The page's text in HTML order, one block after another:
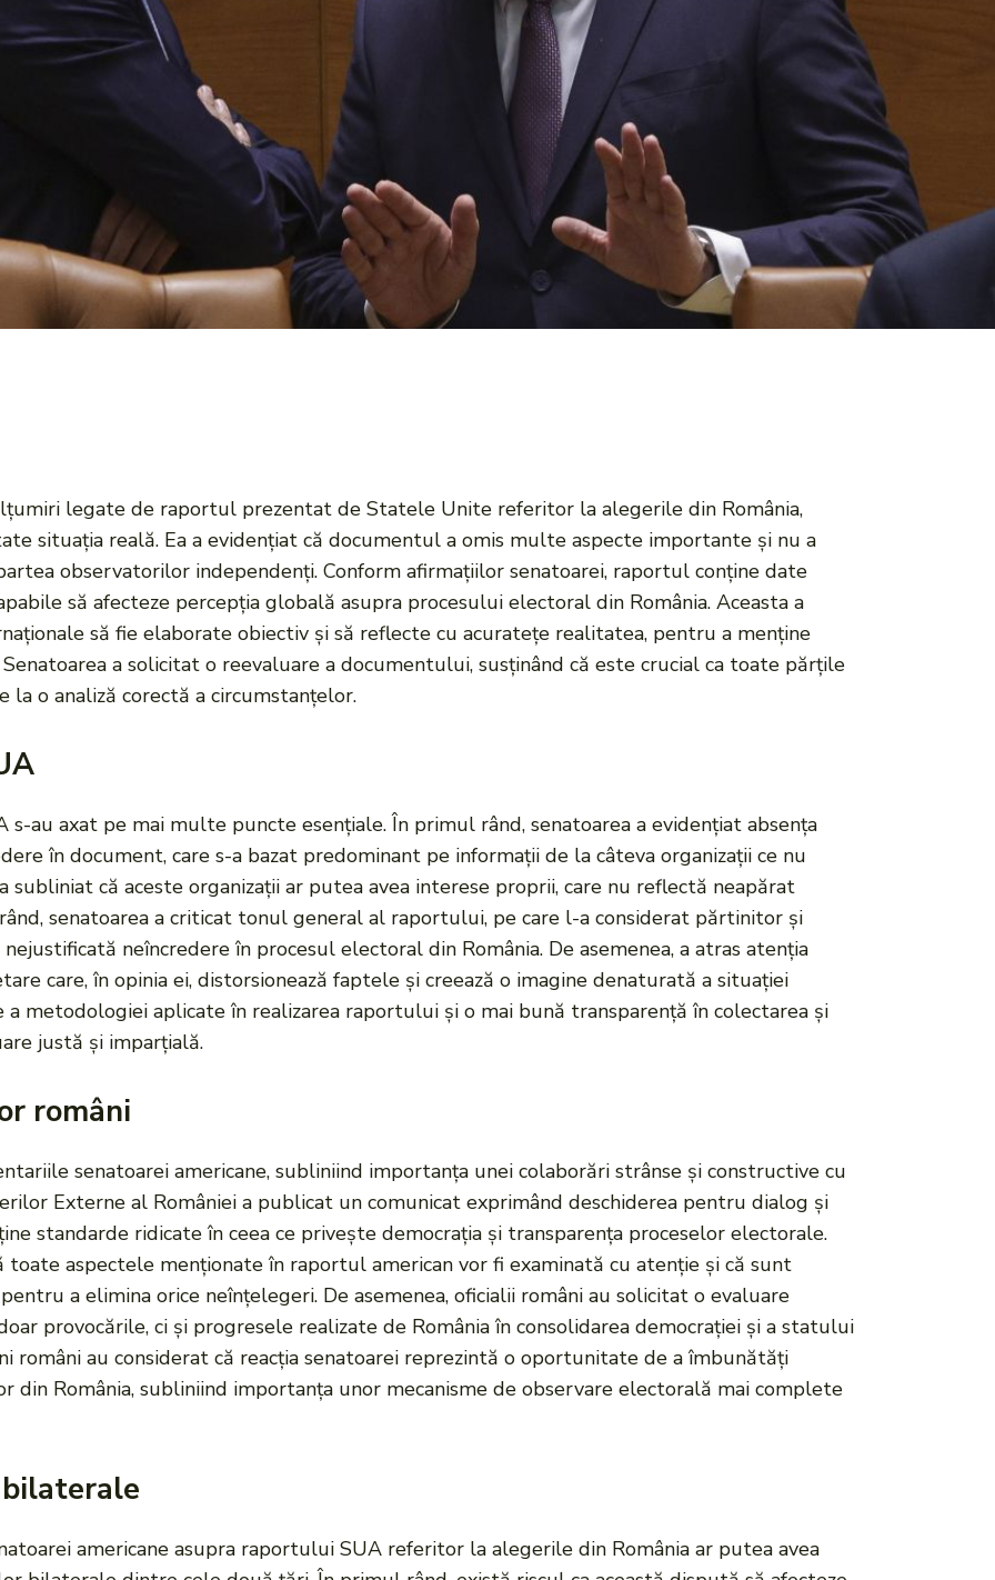
legate de raportul prezentat de Statele Unite referitor la alegerile din România,
situația reală. Ea a evidențiat că documentul a omis multe aspecte importante și nu a
observatorilor independenți. Conform afirmațiilor senatoarei, raportul conține date
să afecteze percepția globală asupra procesului electoral din România. Aceasta a
să fie elaborate obiectiv și să reflecte cu acuratețe realitatea, pentru a menține
a solicitat o reevaluare a documentului, susținând că este crucial ca toate părțile
o analiză corectă a circumstanțelor.
au axat pe mai multe puncte esențiale. În primul rând, senatoarea a evidențiat absența
în document, care s-a bazat predominant pe informații de la câteva organizații ce nu
subliniat că aceste organizații ar putea avea interese proprii, care nu reflectă neapărat
senatoarea a criticat tonul general al raportului, pe care l-a considerat părtinitor și
neîncredere în procesul electoral din România. De asemenea, a atras atenția
care, în opinia ei, distorsionează faptele și creează o imagine denaturată a situației
metodologiei aplicate în realizarea raportului și o mai bună transparență în colectarea și
justă și imparțială.
români
senatoarei americane, subliniind importanța unei colaborări strânse și constructive cu
Externe al României a publicat un comunicat exprimând deschiderea pentru dialog și
standarde ridicate în ceea ce privește democrația și transparența proceselor electorale.
aspectele menționate în raportul american vor fi examinată cu atenție și că sunt
a elimina orice neînțelegeri. De asemenea, oficialii români au solicitat o evaluare
provocările, ci și progresele realizate de România în consolidarea democrației și a statului
români au considerat că reacția senatoarei reprezintă o oportunitate de a îmbunătăți
din România, subliniind importanța unor mecanisme de observare electorală mai complete
americane asupra raportului SUA referitor la alegerile din România ar putea avea